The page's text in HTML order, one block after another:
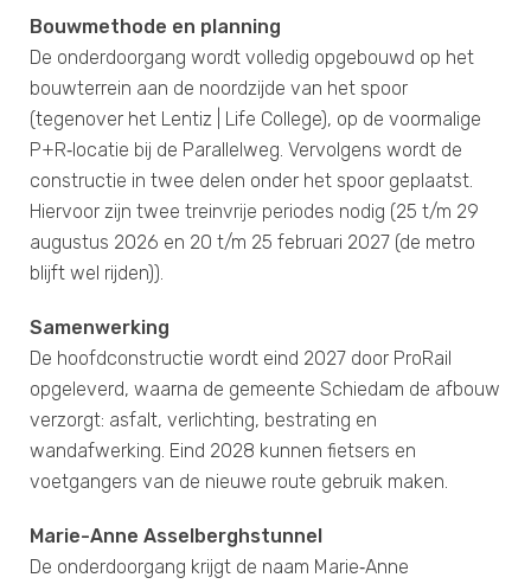
Bouwmethode en planning
De onderdoorgang wordt volledig opgebouwd op het
bouwterrein aan de noordzijde van het spoor
(tegenover het Lentiz | Life College), op de voormalige
P+R‑locatie bij de Parallelweg. Vervolgens wordt de
constructie in twee delen onder het spoor geplaatst.
Hiervoor zijn twee treinvrije periodes nodig (25 t/m 29
augustus 2026 en 20 t/m 25 februari 2027 (de metro
blijft wel rijden)).
Samenwerking
De hoofdconstructie wordt eind 2027 door ProRail
opgeleverd, waarna de gemeente Schiedam de afbouw
verzorgt: asfalt, verlichting, bestrating en
wandafwerking. Eind 2028 kunnen fietsers en
voetgangers van de nieuwe route gebruik maken.
Marie-Anne Asselberghstunnel
De onderdoorgang krijgt de naam Marie‑Anne